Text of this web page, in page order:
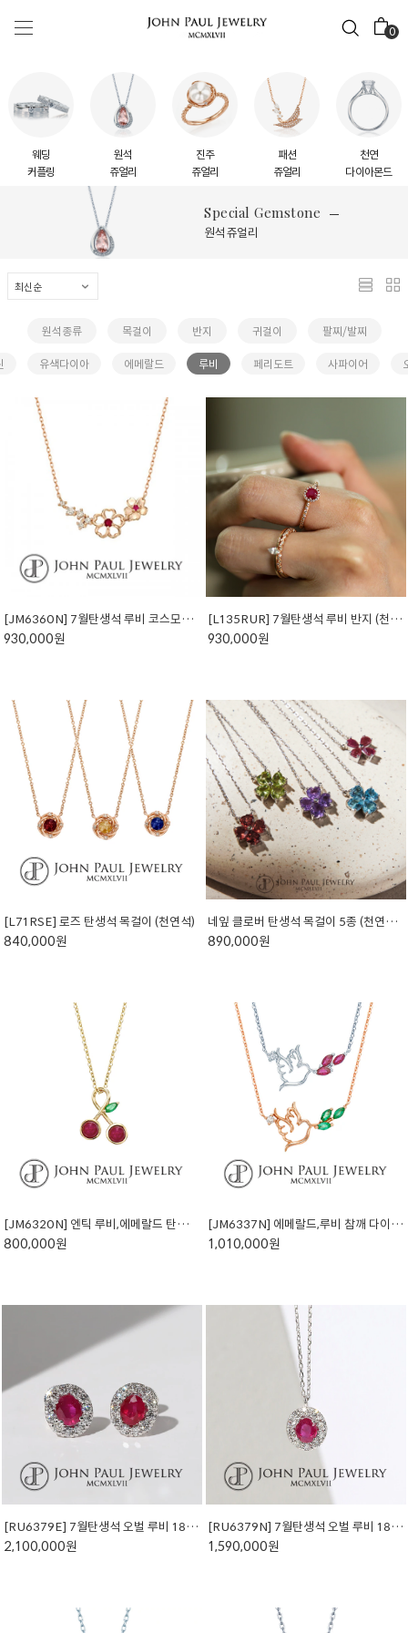
0
웨딩
커플링
원석
쥬얼리
진주
쥬얼리
패션
쥬얼리
천연
다이아몬드
Special Gemstone
원석 쥬얼리
원석종류 목걸이 반지 귀걸이 팔찌/발찌
유색다이아 에메랄드 루비 페리도트 사파이어
[JM6360N] 7월탄생석 루비 코스모스 목걸이 (천연석)
930,000원
[L135RUR] 7월탄생석 루비 반지 (천연석)
930,000원
[L71RSE] 로즈 탄생석 목걸이 (천연석)
840,000원
네잎 클로버 탄생석 목걸이 5종 (천연석) L8204N
890,000원
[JM6320N] 엔틱 루비,에메랄드 탄생석 앵두 목걸이 (천연석)
800,000원
[JM6337N] 에메랄드,루비 참깨 다이아 목걸이 (천연석)
1,010,000원
[RU6379E] 7월탄생석 오벌 루비 18K 귀걸이
2,100,000원
[RU6379N] 7월탄생석 오벌 루비 18K 목걸이
1,590,000원